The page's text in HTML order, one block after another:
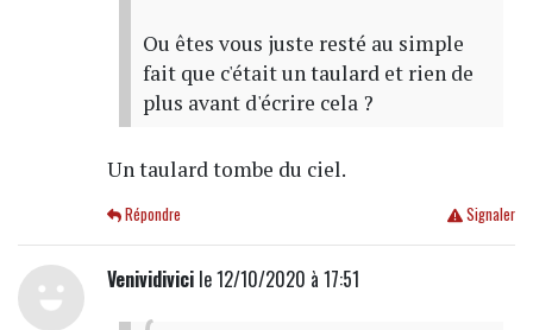
Ou êtes vous juste resté au simple
fait que c'était un taulard et rien de
plus avant d'écrire cela ?
Un taulard tombe du ciel.
Signaler
Répondre
Venividivicile 12/10/2020 à 17:51